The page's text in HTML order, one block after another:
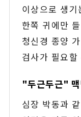
이상으로 생
한쪽 귀에만
청신경 종양
검사가 필요
"두근두근" 맥
심장 박동과